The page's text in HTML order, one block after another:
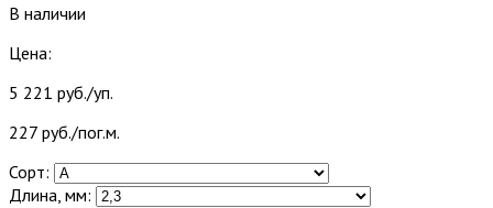
В наличии
Цена:
5 221 руб./уп.
227 руб./пог.м.
Сорт:
Длина, мм: